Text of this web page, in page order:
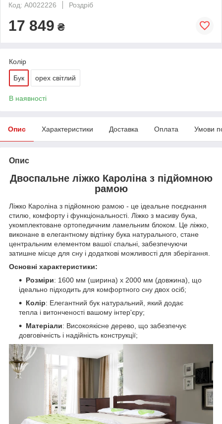
Код: А0022226
Роздріб
17 849 ₴
Колір
Бук орех світлий
В наявності
Опис Характеристики Доставка Оплата Умови
Опис
Двоспальне ліжко Кароліна з підйомною
рамою
Ліжко Кароліна з підйомною рамою - це ідеальне поєднання
стилю, комфорту і функціональності. Ліжко з масиву бука,
укомплектоване ортопедичним ламельним блоком. Це ліжко,
виконане в елегантному відтінку бука натурального, стане
центральним елементом вашої спальні, забезпечуючи
затишне місце для сну і додаткові можливості для зберігання.
Основні характеристики:
Розміри: 1600 мм (ширина) x 2000 мм (довжина), що
ідеально підходить для комфортного сну двох осіб;
Колір: Елегантний бук натуральний, який додає
тепла і витонченості вашому інтер'єру;
Матеріали: Високоякісне дерево, що забезпечує
довговічність і надійність конструкції;